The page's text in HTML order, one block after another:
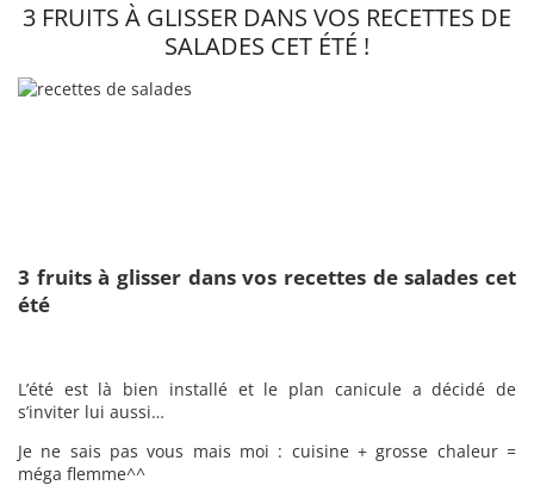
3 FRUITS À GLISSER DANS VOS RECETTES DE
SALADES CET ÉTÉ !
3 fruits à glisser dans vos recettes de salades cet
été
L’été est là bien installé et le plan canicule a décidé de
s’inviter lui aussi…
Je ne sais pas vous mais moi : cuisine + grosse chaleur =
méga flemme^^